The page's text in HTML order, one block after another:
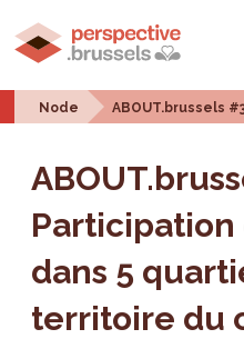
Node ABOUT.brussels
dans 5
territoire du